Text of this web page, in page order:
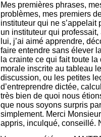
Mes premières phrases,
problèmes, mes premiers
instituteur qui ne
un instituteur qui
lui, j’ai aimé apprendre,
faire entendre sans élever
la crainte ce qui fait toute
morale inscrite au tableau
discussion, ou les petites
d’entreprendre dictée,
très bien de quoi nous
que nous soyons surpris
simplement. Merci
appris, inculqué, conseillé.